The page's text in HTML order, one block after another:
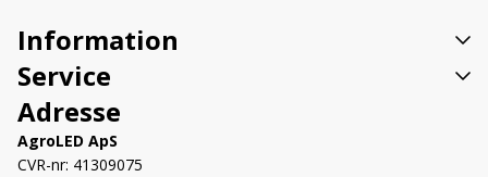
Information
Service
Adresse
AgroLED ApS
CVR-nr: 41309075